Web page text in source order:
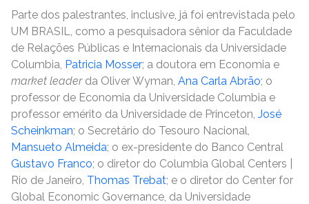
Parte dos palestrantes, inclusive, já foi entrevistada pelo
UM BRASIL, como a pesquisadora sênior da Faculdade
de Relações Públicas e Internacionais da Universidade
Columbia, Patricia Mosser; a doutora em Economia e
market leaderda Oliver Wyman, Ana Carla Abrão; o
professor de Economia da Universidade Columbia e
professor emérito da Universidade de Princeton, José
Scheinkman; o Secretário do Tesouro Nacional,
Mansueto Almeida; o ex-presidente do Banco Central
Gustavo Franco; o diretor do Columbia Global Centers |
Rio de Janeiro, Thomas Trebat; e o diretor do Center for
Global Economic Governance, da Universidade